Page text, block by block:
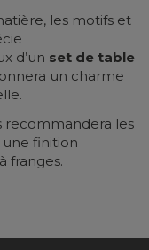
les motifs et
d’un set de table
un charme
recommandera les
une finition
franges.